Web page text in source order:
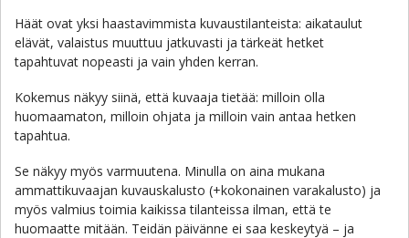
Häät ovat yksi haastavimmista kuvaustilanteista: aikataulut
elävät, valaistus muuttuu jatkuvasti ja tärkeät hetket
tapahtuvat nopeasti ja vain yhden kerran.
Kokemus näkyy siinä, että kuvaaja tietää: milloin olla
huomaamaton, milloin ohjata ja milloin vain antaa hetken
tapahtua.
Se näkyy myös varmuutena. Minulla on aina mukana
ammattikuvaajan kuvauskalusto (+kokonainen varakalusto) ja
myös valmius toimia kaikissa tilanteissa ilman, että te
huomaatte mitään. Teidän päivänne ei saa keskeytyä – ja